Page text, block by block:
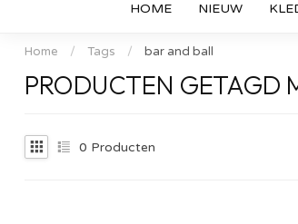
HOME NIEUW
Home / Tags / bar and ball
PRODUCTEN GETAGD
0 Producten